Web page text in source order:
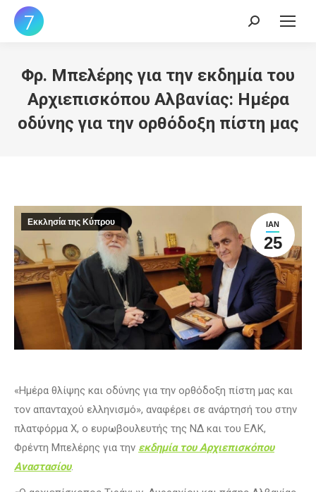
Search:
Φρ. Μπελέρης για την εκδημία του
Αρχιεπισκόπου Αλβανίας: Ημέρα
οδύνης για την ορθόδοξη πίστη μας
ΙΑΝ
25
Εκκλησία της Κύπρου
«Ημέρα θλίψης και οδύνης για την ορθόδοξη πίστη μας και
τον απανταχού ελληνισμό», αναφέρει σε ανάρτησή του στην
πλατφόρμα Χ, ο ευρωβουλευτής της ΝΔ και του ΕΛΚ,
Φρέντη Μπελέρης για την εκδημία του Αρχιεπισκόπου
Αναστασίου.